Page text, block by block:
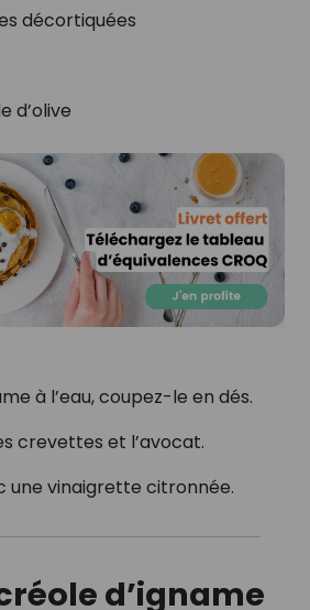
décortiquées
d’olive
à l’eau, coupez-le en dés.
crevettes et l’avocat.
une vinaigrette citronnée.
d’igname